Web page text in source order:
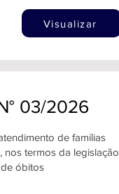
Visualizar
03/2026
de famílias
nos termos da legislação
óbitos